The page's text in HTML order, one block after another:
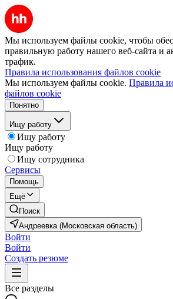
Мы используем файлы cookie, чтобы
правильную работу нашего веб-сайта и
трафик.
Правила использования файлов cookie
Мы используем файлы cookie. Правила
файлов cookie
Понятно
Ищу работу
Ищу работу
Ищу работу
Ищу сотрудника
Сервисы
Помощь
Ещё
Поиск
Андреевка (Московская область)
Войти
Войти
Создать резюме
Все разделы